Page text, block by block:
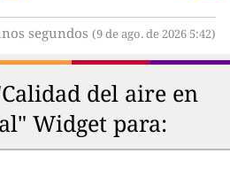
segundos (9 de ago. de 2026 5:42)
del aire en
Widget para: